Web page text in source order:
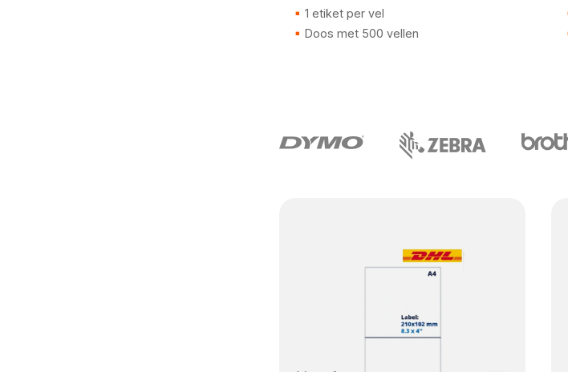
1 etiket per vel
Doos met 500 vellen